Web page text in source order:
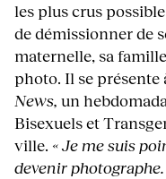
les plus crus
de démissionner de
maternelle, sa
photo. Il se présente
News, un
Bisexuels et
ville. « Je me suis
devenir photographe.